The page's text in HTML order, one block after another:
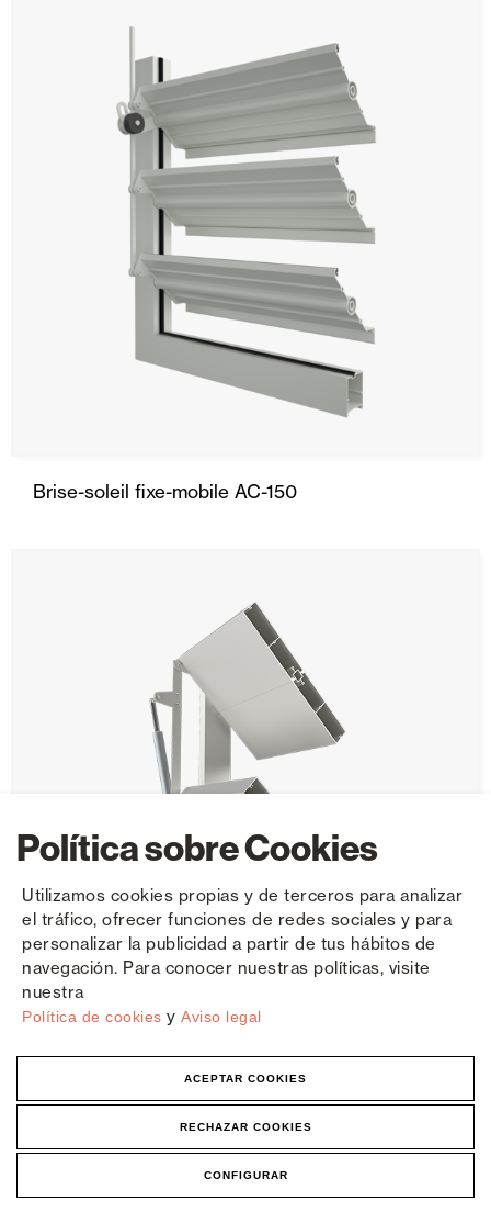
Política sobre Cookies
Utilizamos cookies propias y de terceros para analizar
el tráfico, ofrecer funciones de redes sociales y para
personalizar la publicidad a partir de tus hábitos de
navegación. Para conocer nuestras políticas, visite
nuestra
Política de cookies y Aviso legal
ACEPTAR COOKIES
RECHAZAR COOKIES
CONFIGURAR
Brise-soleil fixe-mobile AC-150
Brise-soleil fixe-mobile R-400
Lame mobile